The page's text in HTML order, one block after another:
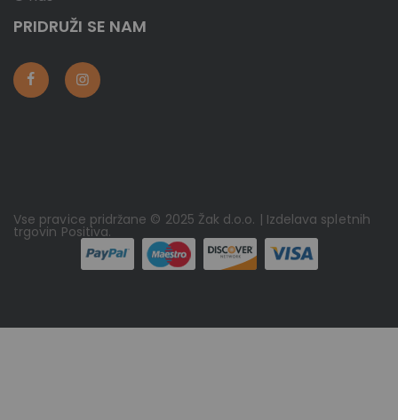
PRIDRUŽI SE NAM
Vse pravice pridržane © 2025 Žak d.o.o. | Izdelava spletnih
trgovin Positiva.